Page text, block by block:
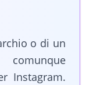
o di un
Instagram.